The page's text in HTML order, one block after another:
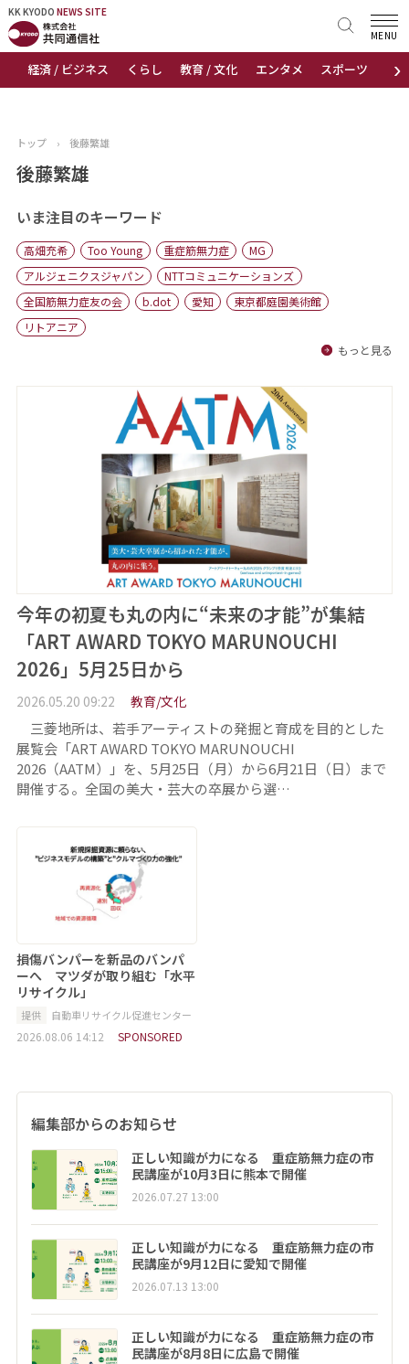
KK KYODO NEWS SITE
›
経済 / ビジネス くらし 教育 / 文化 エンタメ スポーツ 地域
MENU
KK KYODONEWS SITE
トップページ
ニュース
おすすめコンテンツ
出版物
会社概要
トップ › 後藤繁雄
後藤繁雄
いま注目のキーワード
高畑充希 Too Young 重症筋無力症
MG
アルジェニクスジャパン
NTTコミュニケーションズ
全国筋無力症友の会
b.dot 愛知
東京都庭園美術館
リトアニア
もっと見る
今年の初夏も丸の内に“未来の才能”が集結
「ART AWARD TOKYO MARUNOUCHI
2026」5月25日から
2026.05.20 09:22 教育/文化
三菱地所は、若手アーティストの発掘と育成を目的とした
展覧会「ART AWARD TOKYO MARUNOUCHI
2026（AATM）」を、5月25日（月）から6月21日（日）まで
開催する。全国の美大・芸大の卒展から選…
損傷バンパーを新品のバンパ
ーへ マツダが取り組む「水平
リサイクル」
提供 自動車リサイクル促進センター
2026.08.06 14:12 SPONSORED
編集部からのお知らせ
正しい知識が力になる 重症筋無力症の市
民講座が10月3日に熊本で開催
2026.07.27 13:00
正しい知識が力になる 重症筋無力症の市
民講座が9月12日に愛知で開催
2026.07.13 13:00
正しい知識が力になる 重症筋無力症の市
民講座が8月8日に広島で開催